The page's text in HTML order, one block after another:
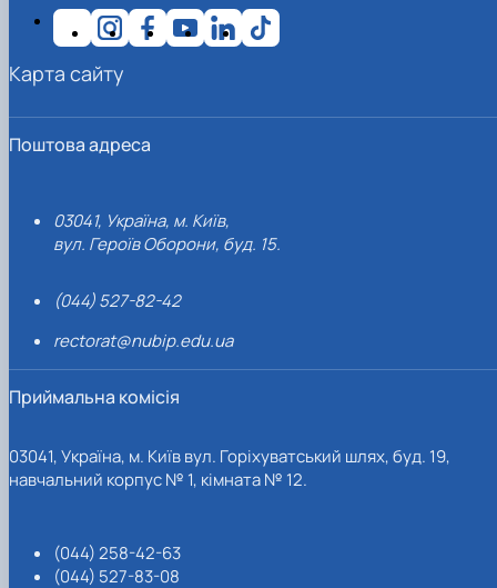
Поштова адреса
03041, Україна, м. Київ,
вул. Героїв Оборони, буд. 15.
(044) 527-82-42
rectorat@nubip.edu.ua
Приймальна комісія
03041, Україна, м. Київ вул. Горіхуватський шлях, буд. 19,
навчальний корпус № 1, кімната № 12.
(044) 258-42-63
(044) 527-83-08
Карта сайту